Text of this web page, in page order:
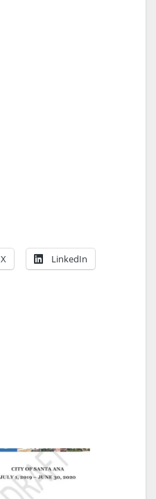
X LinkedIn